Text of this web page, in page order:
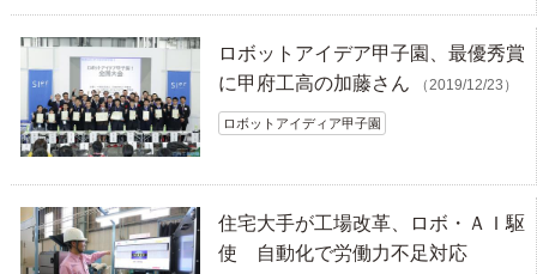
ロボットアイデア甲子園、最優秀賞
に甲府工高の加藤さん
（2019/12/23）
ロボットアイディア甲子園
住宅大手が工場改革、ロボ・ＡＩ駆
使 自動化で労働力不足対応